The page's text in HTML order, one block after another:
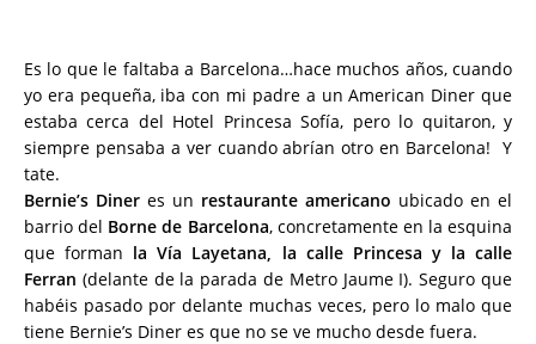
Es lo que le faltaba a Barcelona…hace muchos años, cuando
yo era pequeña, iba con mi padre a un American Diner que
estaba cerca del Hotel Princesa Sofía, pero lo quitaron, y
siempre pensaba a ver cuando abrían otro en Barcelona! Y
tate.
Bernie’s Diner es un restaurante americano ubicado en el
barrio del Borne de Barcelona, concretamente en la esquina
que forman la Vía Layetana, la calle Princesa y la calle
Ferran (delante de la parada de Metro Jaume I). Seguro que
habéis pasado por delante muchas veces, pero lo malo que
tiene Bernie’s Diner es que no se ve mucho desde fuera.